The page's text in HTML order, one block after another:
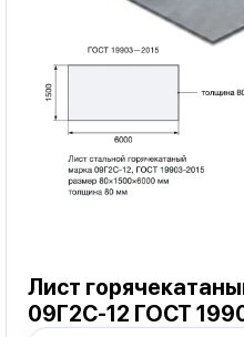
Лист
09Г2С-12 ГОСТ